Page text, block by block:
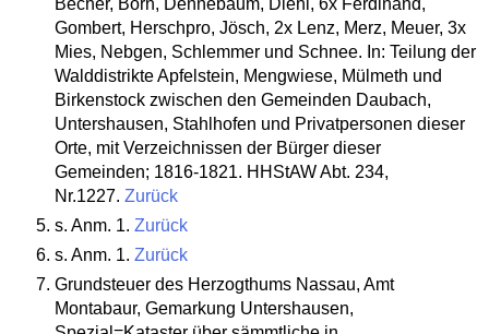
Becher, Born, Dennebaum, Diehl, 6x Ferdinand,
Gombert, Herschpro, Jösch, 2x Lenz, Merz, Meuer, 3x
Mies, Nebgen, Schlemmer und Schnee. In: Teilung der
Walddistrikte Apfelstein, Mengwiese, Mülmeth und
Birkenstock zwischen den Gemeinden Daubach,
Untershausen, Stahlhofen und Privatpersonen dieser
Orte, mit Verzeichnissen der Bürger dieser
Gemeinden; 1816-1821. HHStAW Abt. 234,
Nr.1227. Zurück
s. Anm. 1. Zurück
s. Anm. 1. Zurück
Grundsteuer des Herzogthums Nassau, Amt
Montabaur, Gemarkung Untershausen,